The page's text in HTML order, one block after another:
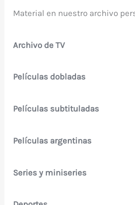
Material en nuestro archivo
Archivo de TV
Películas dobladas
Películas subtituladas
Películas argentinas
Series y miniseries